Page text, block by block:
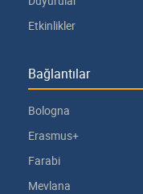
Etkinlikler
Bağlantılar
Bologna
Erasmus+
Farabi
Mevlana